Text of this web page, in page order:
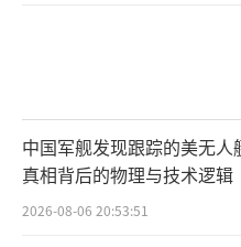
中国军舰发现跟踪的美无人
真相背后的物理与技术逻辑
2026-08-06 20:53:51